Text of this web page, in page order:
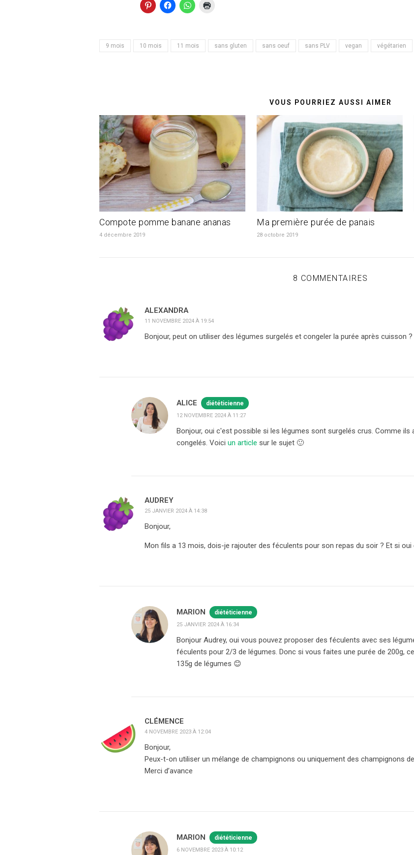
9 mois 10 mois 11 mois sans gluten sans oeuf sans PLV vegan végétarien
VOUS POURRIEZ AUSSI AIMER
Compote pomme banane ananas
4 décembre 2019
Ma première purée de panais
28 octobre 2019
8 COMMENTAIRES
ALEXANDRA
11 NOVEMBRE 2024 À 19:54
Bonjour, peut on utiliser des légumes surgelés et congeler la purée après cuisson ?
ALICE diététicienne
12 NOVEMBRE 2024 À 11:27
Bonjour, oui c'est possible si les légumes sont surgelés crus. Comme
congelés. Voici un article sur le sujet 🙂
AUDREY
25 JANVIER 2024 À 14:38
Bonjour,
Mon fils a 13 mois, dois-je rajouter des féculents pour son repas du soir ? Et si
MARION diététicienne
25 JANVIER 2024 À 16:34
Bonjour Audrey, oui vous pouvez proposer des féculents avec ses
féculents pour 2/3 de légumes. Donc si vous faites une purée de 200g,
135g de légumes 😊
CLÉMENCE
4 NOVEMBRE 2023 À 12:04
Bonjour,
Peux-t-on utiliser un mélange de champignons ou uniquement des champignons
Merci d’avance
MARION diététicienne
6 NOVEMBRE 2023 À 10:12